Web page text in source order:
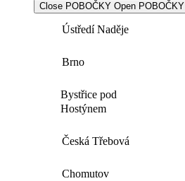
Close POBOČKY Open POBOČKY
Ústředí Naděje
Brno
Bystřice pod
Hostýnem
Česká Třebová
Chomutov